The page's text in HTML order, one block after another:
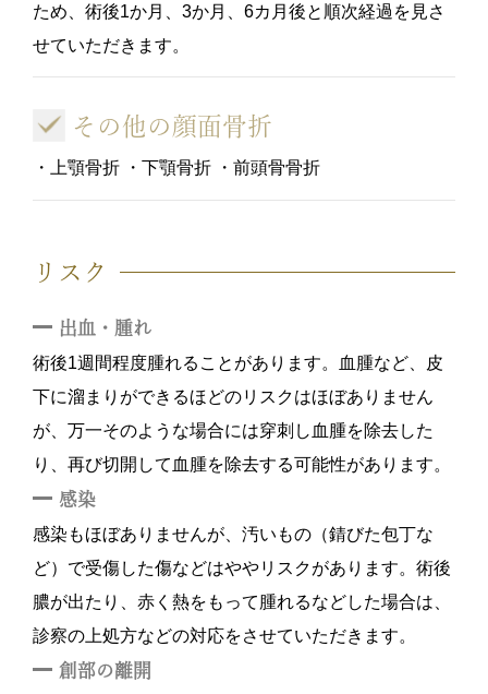
ため、術後1か月、3か月、6カ月後と順次経過を見さ
せていただきます。
その他の顔面骨折
・上顎骨折 ・下顎骨折 ・前頭骨骨折
リスク
出血・腫れ
術後1週間程度腫れることがあります。血腫など、皮
下に溜まりができるほどのリスクはほぼありません
が、万一そのような場合には穿刺し血腫を除去した
り、再び切開して血腫を除去する可能性があります。
感染
感染もほぼありませんが、汚いもの（錆びた包丁な
ど）で受傷した傷などはややリスクがあります。術後
膿が出たり、赤く熱をもって腫れるなどした場合は、
診察の上処方などの対応をさせていただきます。
創部の離開